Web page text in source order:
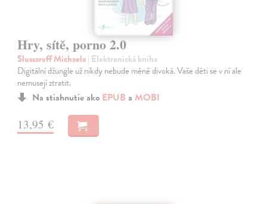
Hry, sítě, porno 2.0
Slussareff Michaela| Elektronická kniha
Digitální džungle už nikdy nebude méně divoká. Vaše děti se v ní ale
nemusejí ztratit.
Na stiahnutie ako EPUB a MOBI
13,95 €